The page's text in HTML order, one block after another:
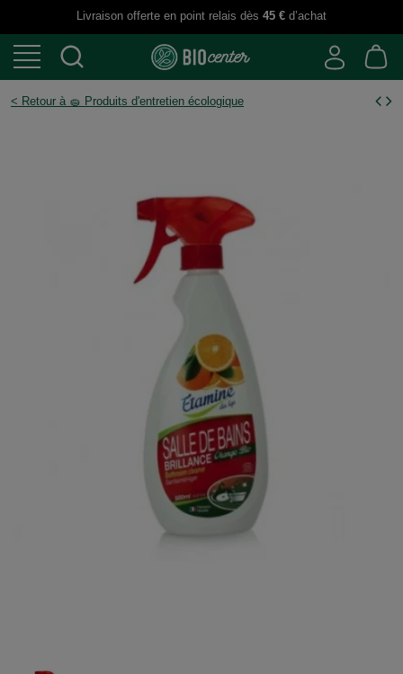
Livraison offerte en point relais dès 45 € d’achat